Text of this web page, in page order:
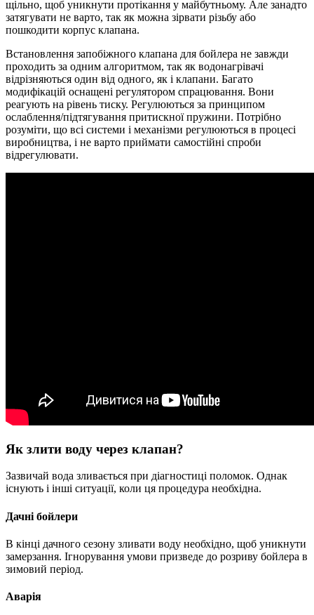
щільно, щоб уникнути протікання у майбутньому. Але занадто
затягувати не варто, так як можна зірвати різьбу або
пошкодити корпус клапана.
Встановлення запобіжного клапана для бойлера не завжди
проходить за одним алгоритмом, так як водонагрівачі
відрізняються один від одного, як і клапани. Багато
модифікацій оснащені регулятором спрацювання. Вони
реагують на рівень тиску. Регулюються за принципом
ослаблення/підтягування притискної пружини. Потрібно
розуміти, що всі системи і механізми регулюються в процесі
виробництва, і не варто приймати самостійні спроби
відрегулювати.
Як злити воду через клапан?
Зазвичай вода зливається при діагностиці поломок. Однак
існують і інші ситуації, коли ця процедура необхідна.
Дачні бойлери
В кінці дачного сезону зливати воду необхідно, щоб уникнути
замерзання. Ігнорування умови призведе до розриву бойлера в
зимовий період.
Аварія